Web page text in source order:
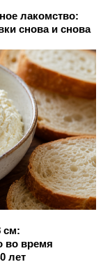
лакомство:
снова и снова
см:
во время
лет